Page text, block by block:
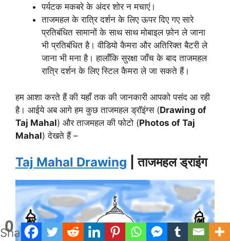
पर्यटक मकबरे के अंदर शोर न मचाएं।
ताजमहल के रात्रि दर्शन के लिए ऊपर दिए गए सारे
प्रतिबंधित सामानों के साथ साथ मोबाइल फ़ोन ले जाना
भी प्रतिबंधित है। वीडियो कैमरा और अतिरिक्त बैटरी ले
जाना भी मना है। हालाँकि सुरक्षा जाँच के बाद ताजमहल
रात्रि दर्शन के लिए स्टिल कैमरा ले जा सकते हैं।
हम आशा करते हैं की यहाँ तक की जानकारी आपको पसंद आ रही
है। आईये अब आगे हम कुछ ताजमहल ड्रॉइंग्स (Drawing of
Taj Mahal) और ताजमहल की फोटो (Photos of Taj
Mahal) देखते हैं –
Taj Mahal Drawing | ताजमहल ड्राइंग
0
Shares